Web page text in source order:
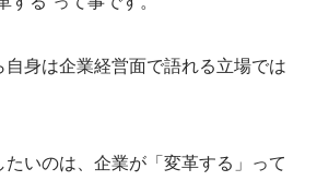
自身は企業経営面で語れる立場では
いのは、企業が「変革する」って